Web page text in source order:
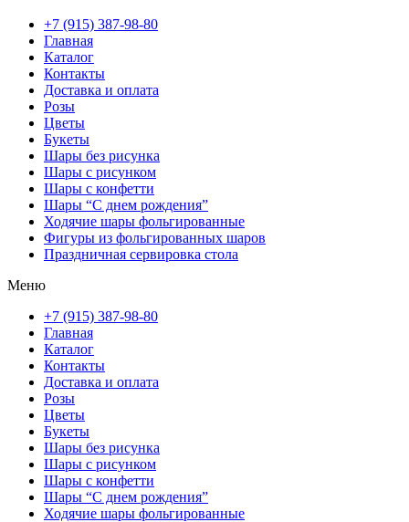
+7 (915) 387-98-80
Главная
Каталог
Контакты
Доставка и оплата
Розы
Цветы
Букеты
Шары без рисунка
Шары с рисунком
Шары с конфетти
Шары “С днем рождения”
Ходячие шары фольгированные
Фигуры из фольгированных шаров
Праздничная сервировка стола
Меню
+7 (915) 387-98-80
Главная
Каталог
Контакты
Доставка и оплата
Розы
Цветы
Букеты
Шары без рисунка
Шары с рисунком
Шары с конфетти
Шары “С днем рождения”
Ходячие шары фольгированные